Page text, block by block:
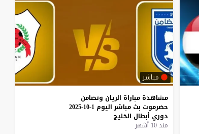
مباشر
مشاهدة مباراة الريان وتضامن
حضرموت بث مباشر اليوم 1-10-2025
دوري أبطال الخليج
منذ 10 أشهر